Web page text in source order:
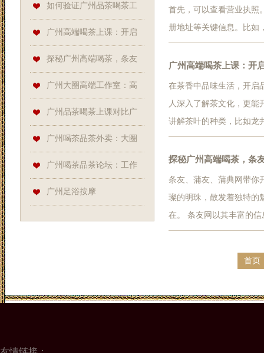
端喝茶的隐秘角落
如何验证广州品茶喝茶工
作室的资质？
广州高端喝茶上课：开启
品质茶生活新大门
探秘广州高端喝茶，条友
网、蒲友网、蒲典网是关键！
‌广州大圈高端工作室‌：高
端茶室的“神秘服务”
广州品茶喝茶上课对比广
州品茶喝茶资源：茶道课程资
源获取_134
广州喝茶品茶外卖：大圈
高端工作室与天河98水会大全
对接
广州喝茶品茶论坛：工作
室外卖与天河区新茶实测
广州足浴按摩
首先，可以查看营业执照
册地址等关键信息。比如
务，这表明它在工商部门
证是工作室达到卫生标准
珠区一家工作室...
广州高端喝茶上课：开
在茶香中品味生活，开启
人深入了解茶文化，更能
讲解茶叶的种类，比如龙
量、浸泡时间等细节，都
泡出的茶，口感提升了很
多课程都安排在...
探秘广州高端喝茶，条
条友、蒲友、蒲典网带你
璨的明珠，散发着独特的
在。 条友网以其丰富的
详细介绍了广州各个高端
网上找到相关的推荐和
首页